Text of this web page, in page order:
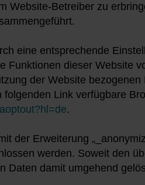
Website-Betreiber zu
eine entsprechende
Funktionen dieser Website
der Website
Link verfügbare
.
der Erweiterung
werden. Soweit den
Daten damit umgehend